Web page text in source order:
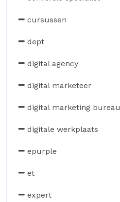
cursussen
dept
digital agency
digital marketeer
digital marketing bureau
digitale werkplaats
epurple
et
expert